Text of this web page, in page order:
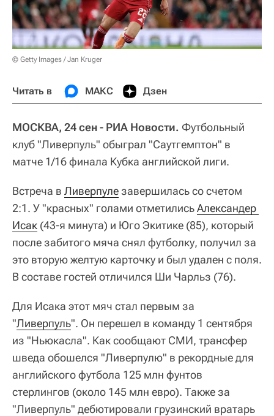
© Getty Images / Jan Kruger
Читать в МАКС Дзен
МОСКВА, 24 сен - РИА Новости. Футбольный
клуб "Ливерпуль" обыграл "Саутгемптон" в
матче 1/16 финала Кубка английской лиги.
Встреча в Ливерпулезавершилась со счетом
2:1. У "красных" голами отметилисьАлександер
Исак (43-я минута) и Юго Экитике (85), который
после забитого мяча снял футболку, получил за
это вторую желтую карточку и был удален с поля.
В составе гостей отличился Ши Чарльз (76).
Для Исака этот мяч стал первым за
"Ливерпуль". Он перешел в команду 1 сентября
из "Ньюкасла". Как сообщают СМИ, трансфер
шведа обошелся "Ливерпулю" в рекордные для
английского футбола 125 млн фунтов
стерлингов (около 145 млн евро). Также за
"Ливерпуль" дебютировали грузинский вратарь